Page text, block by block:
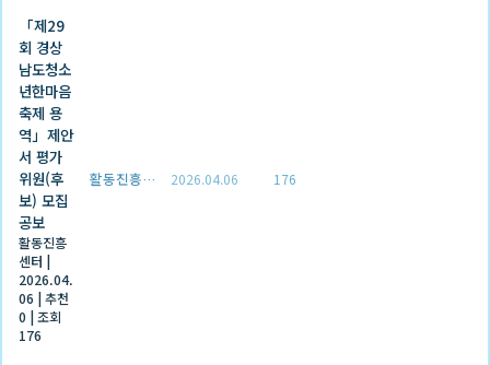
「제29
회 경상
남도청소
년한마음
축제 용
역」제안
서 평가
위원(후
보) 모집
공보
활동진흥
센터 |
2026.04.
06 |추천
0 |조회
176
활동진흥센터 2026.04.06 176